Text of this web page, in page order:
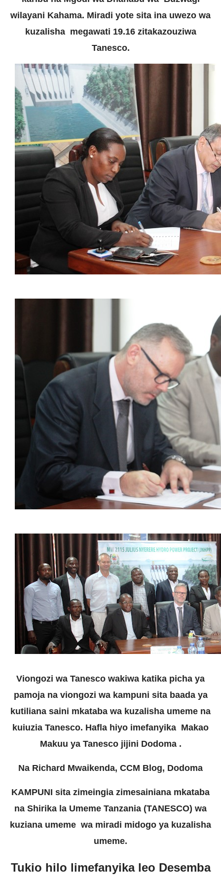
wilayani Kahama. Miradi yote sita ina uwezo wa
kuzalisha megawati 19.16 zitakazouziwa
Tanesco.
Viongozi wa Tanesco wakiwa katika picha ya
pamoja na viongozi wa kampuni sita baada ya
kutiliana saini mkataba wa kuzalisha umeme na
kuiuzia Tanesco. Hafla hiyo imefanyika Makao
Makuu ya Tanesco jijini Dodoma .
Na Richard Mwaikenda, CCM Blog, Dodoma
KAMPUNI sita zimeingia zimesainiana mkataba
na Shirika la Umeme Tanzania (TANESCO) wa
kuziana umeme wa miradi midogo ya kuzalisha
umeme.
Tukio hilo limefanyika leo Desemba